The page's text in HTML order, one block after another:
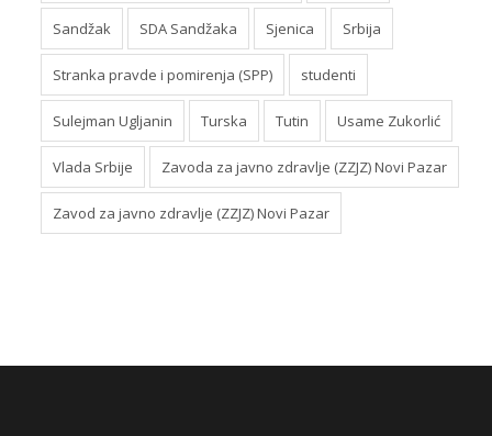
Sandžak SDA Sandžaka Sjenica Srbija
Stranka pravde i pomirenja (SPP) studenti
Sulejman Ugljanin Turska Tutin Usame Zukorlić
Vlada Srbije Zavoda za javno zdravlje (ZZJZ) Novi Pazar
Zavod za javno zdravlje (ZZJZ) Novi Pazar